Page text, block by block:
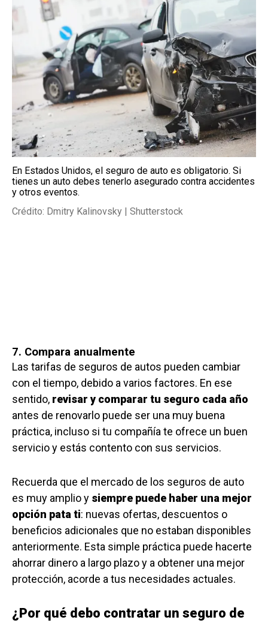
En Estados Unidos, el seguro de auto es obligatorio. Si
tienes un auto debes tenerlo asegurado contra accidentes
y otros eventos.
Crédito: Dmitry Kalinovsky | Shutterstock
7. Compara anualmente
Las tarifas de seguros de autos pueden cambiar
con el tiempo, debido a varios factores. En ese
sentido, revisar y comparar tu seguro cada año
antes de renovarlo puede ser una muy buena
práctica, incluso si tu compañía te ofrece un buen
servicio y estás contento con sus servicios.
Recuerda que el mercado de los seguros de auto
es muy amplio y siempre puede haber una mejor
opción pata ti: nuevas ofertas, descuentos o
beneficios adicionales que no estaban disponibles
anteriormente. Esta simple práctica puede hacerte
ahorrar dinero a largo plazo y a obtener una mejor
protección, acorde a tus necesidades actuales.
¿Por qué debo contratar un seguro de